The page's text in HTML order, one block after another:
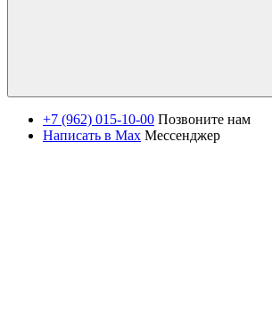
+7 (962) 015-10-00 Позвоните нам
Написать в Max Мессенджер